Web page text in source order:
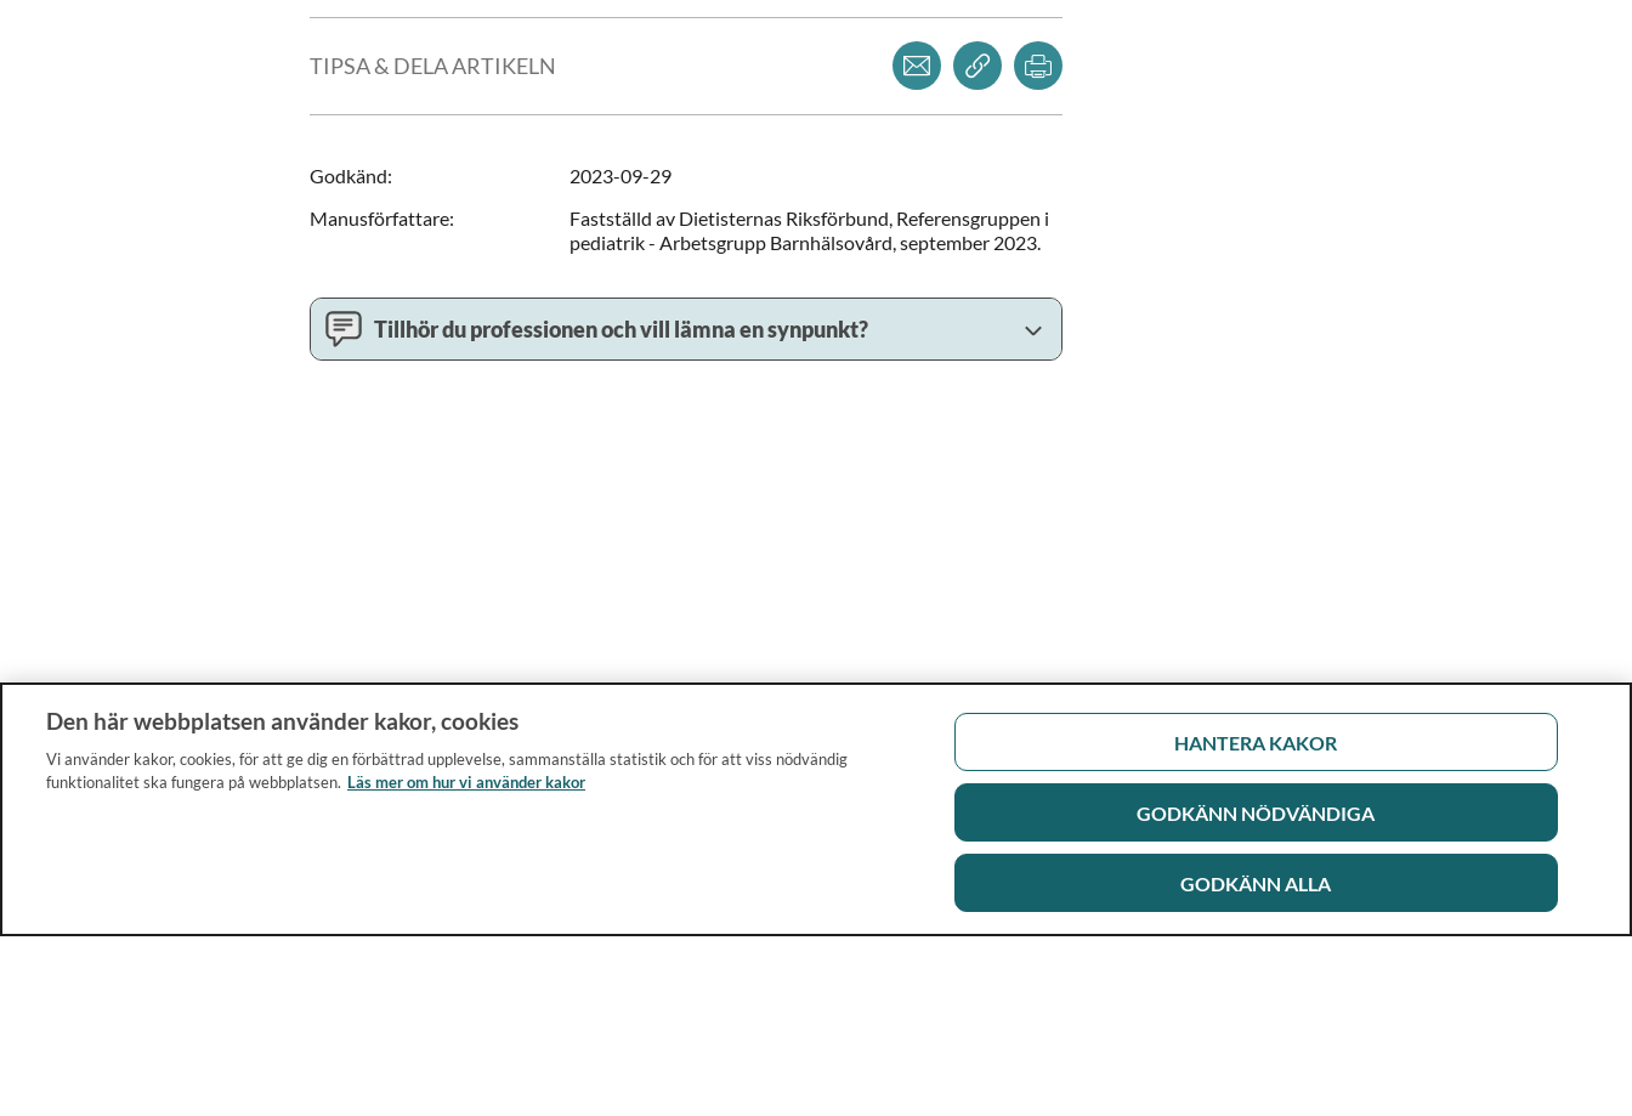
TIPSA & DELA ARTIKELN
Dela via mejlKopiera länk
Godkänd:
2023-09-29
Manusförfattare:
Fastställd av Dietisternas Riksförbund, Referensgruppen i
pediatrik - Arbetsgrupp Barnhälsovård, september 2023.
Tillhör du professionen och vill lämna en synpunkt?
Den här webbplatsen använder kakor, cookies
Vi använder kakor, cookies, för att ge dig en förbättrad upplevelse, sammanställa statistik och för att viss nödvändig
funktionalitet ska fungera på webbplatsen. Läs mer om hur vi använder kakor
HANTERA KAKOR
GODKÄNN NÖDVÄNDIGA
GODKÄNN ALLA